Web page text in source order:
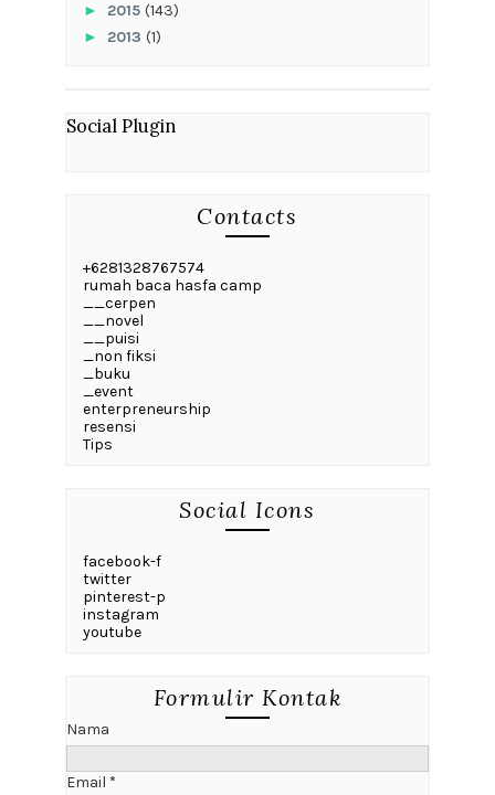
► 2015 (143)
► 2013 (1)
Social Plugin
Contacts
+6281328767574
rumah baca hasfa camp
__cerpen
__novel
__puisi
_non fiksi
_buku
_event
enterpreneurship
resensi
Tips
Social Icons
facebook-f
twitter
pinterest-p
instagram
youtube
Formulir Kontak
Nama
Email *